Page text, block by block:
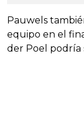
Pauwels
equipo en el
der Poel podría